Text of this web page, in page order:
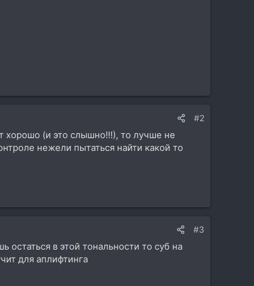
#2
хорошо (и это слышно!!!), то лучше не
нежели пытаться найти какой то
#3
остаться в этой тональности то суб на
для аплифтинга